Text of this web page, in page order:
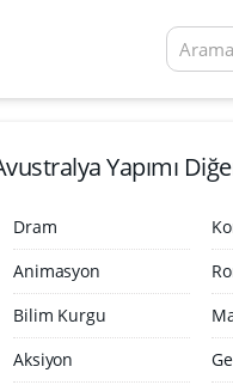
Arama
Yapımı
Dram
Animasyon
Bilim Kurgu
Aksiyon